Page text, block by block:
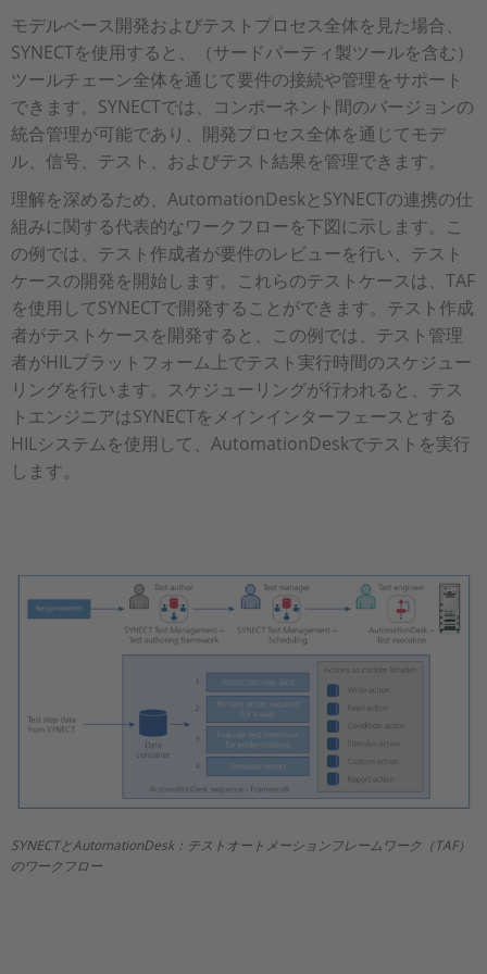
モデルベース開発およびテストプロセス全体を見た場合、
SYNECTを使用すると、（サードパーティ製ツールを含む）
ツールチェーン全体を通じて要件の接続や管理をサポート
できます。SYNECTでは、コンポーネント間のバージョンの
統合管理が可能であり、開発プロセス全体を通じてモデ
ル、信号、テスト、およびテスト結果を管理できます。
理解を深めるため、AutomationDeskとSYNECTの連携の仕
組みに関する代表的なワークフローを下図に示します。こ
の例では、テスト作成者が要件のレビューを行い、テスト
ケースの開発を開始します。これらのテストケースは、TAF
を使用してSYNECTで開発することができます。テスト作成
者がテストケースを開発すると、この例では、テスト管理
者がHILプラットフォーム上でテスト実行時間のスケジュー
リングを行います。スケジューリングが行われると、テス
トエンジニアはSYNECTをメインインターフェースとする
HILシステムを使用して、AutomationDeskでテストを実行
します。
SYNECTとAutomationDesk：テストオートメーションフレームワーク（TAF）
のワークフロー